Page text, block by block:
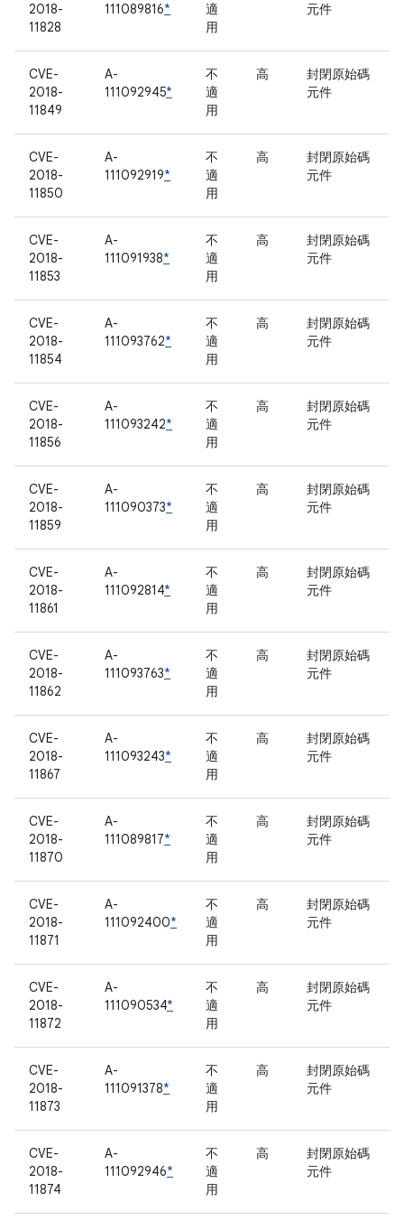
2018-
11828
111089816*
適
用
元件
CVE-
2018-
11849
A-
111092945*
不
適
用
高
封閉原始碼
元件
CVE-
2018-
11850
A-
111092919*
不
適
用
高
封閉原始碼
元件
CVE-
2018-
11853
A-
111091938*
不
適
用
高
封閉原始碼
元件
CVE-
2018-
11854
A-
111093762*
不
適
用
高
封閉原始碼
元件
CVE-
2018-
11856
A-
111093242*
不
適
用
高
封閉原始碼
元件
CVE-
2018-
11859
A-
111090373*
不
適
用
高
封閉原始碼
元件
CVE-
2018-
11861
A-
111092814*
不
適
用
高
封閉原始碼
元件
CVE-
2018-
11862
A-
111093763*
不
適
用
高
封閉原始碼
元件
CVE-
2018-
11867
A-
111093243*
不
適
用
高
封閉原始碼
元件
CVE-
2018-
11870
A-
111089817*
不
適
用
高
封閉原始碼
元件
CVE-
2018-
11871
A-
111092400*
不
適
用
高
封閉原始碼
元件
CVE-
2018-
11872
A-
111090534*
不
適
用
高
封閉原始碼
元件
CVE-
2018-
11873
A-
111091378*
不
適
用
高
封閉原始碼
元件
CVE-
2018-
11874
A-
111092946*
不
適
用
高
封閉原始碼
元件